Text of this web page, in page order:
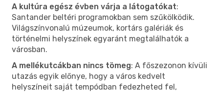
A kultúra egész évben várja a látogatókat:
Santander beltéri programokban sem szűkölködik.
Világszínvonalú múzeumok, kortárs galériák és
történelmi helyszínek egyaránt megtalálhatók a
városban.
A mellékutcákban nincs tömeg: A főszezonon kívüli
utazás egyik előnye, hogy a város kedvelt
helyszíneit saját tempódban fedezheted fel,